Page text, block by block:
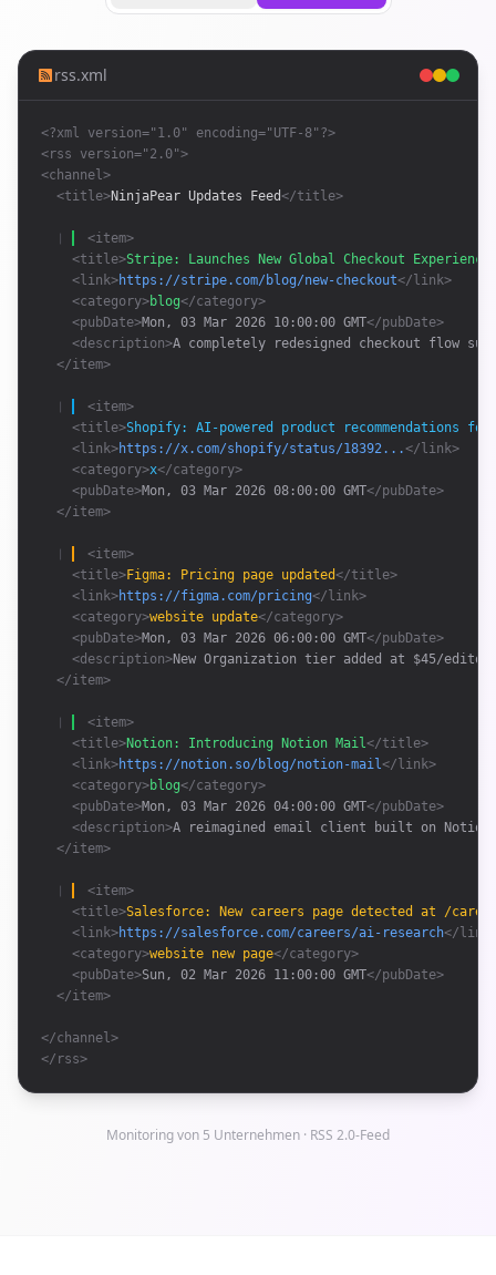
rss.xml
<?xml version="1.0" encoding="UTF-8"?>
<rss version="2.0">
<channel>
<title>NinjaPear Updates Feed </title>
❘
<item>
<title>Stripe: Launches New Global Checkout Experience
<link>https://stripe.com/blog/new-checkout</link>
<category>blog</category>
<pubDate>Mon, 03 Mar 2026 10:00:00 GMT</pubDate>
<description>A completely redesigned checkout flow
</item>
❘
<item>
<title>Shopify: AI-powered product recommendations for
<link>https://x.com/shopify/status/18392... </link>
<category>x</category>
<pubDate>Mon, 03 Mar 2026 08:00:00 GMT</pubDate>
</item>
❘
<item>
<title>Figma: Pricing page updated </title>
<link>https://figma.com/pricing</link>
<category>website update</category>
<pubDate>Mon, 03 Mar 2026 06:00:00 GMT</pubDate>
<description>New Organization tier added at $45/
</item>
❘
<item>
<title>Notion: Introducing Notion Mail</title>
<link>https://notion.so/blog/notion-mail</link>
<category>blog</category>
<pubDate>Mon, 03 Mar 2026 04:00:00 GMT</pubDate>
<description>A reimagined email client built on
</item>
❘
<item>
<title>Salesforce: New careers page detected at /
<link>https://salesforce.com/careers/ai-research</
<category>website new page</category>
<pubDate>Sun, 02 Mar 2026 11:00:00 GMT</pubDate>
</item>
</channel>
</rss>
Monitoring von 5 Unternehmen · RSS 2.0-Feed